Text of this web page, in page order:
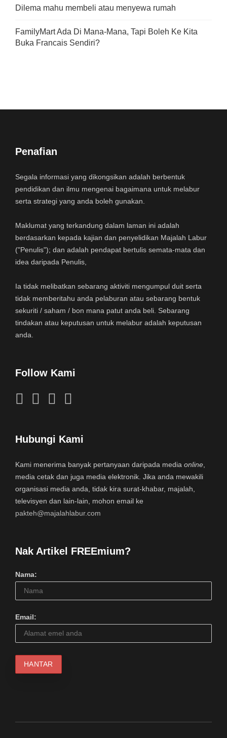
Dilema mahu membeli atau menyewa rumah
FamilyMart Ada Di Mana-Mana, Tapi Boleh Ke Kita
Buka Francais Sendiri?
Penafian
Segala informasi yang dikongsikan adalah berbentuk
pendidikan dan ilmu mengenai bagaimana untuk melabur
serta strategi yang anda boleh gunakan.
Maklumat yang terkandung dalam laman ini adalah
berdasarkan kepada kajian dan penyelidikan Majalah Labur
("Penulis"); dan adalah pendapat bertulis semata-mata dan
idea daripada Penulis,
Ia tidak melibatkan sebarang aktiviti mengumpul duit serta
tidak memberitahu anda pelaburan atau sebarang bentuk
sekuriti / saham / bon mana patut anda beli. Sebarang
tindakan atau keputusan untuk melabur adalah keputusan
anda.
Follow Kami
Hubungi Kami
Kami menerima banyak pertanyaan daripada media online
media cetak dan juga media elektronik. Jika anda mewakili
organisasi media anda, tidak kira surat-khabar, majalah,
televisyen dan lain-lain, mohon email ke
pakteh@majalahlabur.com
Nak Artikel FREEmium?
Nama:
Email: